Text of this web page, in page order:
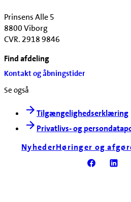
Prinsens Alle 5
8800 Viborg
CVR. 2918 9846
Find afdeling
Kontakt og åbningstider
Se også
Tilgængelighedserklæring
Privatlivs- og
NyhederHøringer og